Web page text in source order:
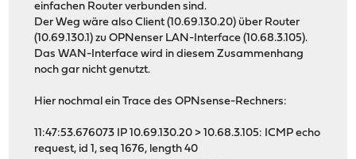
einfachen Router verbunden sind.
Der Weg wäre also Client (10.69.130.20) über Router
(10.69.130.1) zu OPNenser LAN-Interface (10.68.3.105).
Das WAN-Interface wird in diesem Zusammenhang
noch gar nicht genutzt.
Hier nochmal ein Trace des OPNsense-Rechners:
11:47:53.676073 IP 10.69.130.20 > 10.68.3.105: ICMP echo
request, id 1, seq 1676, length 40